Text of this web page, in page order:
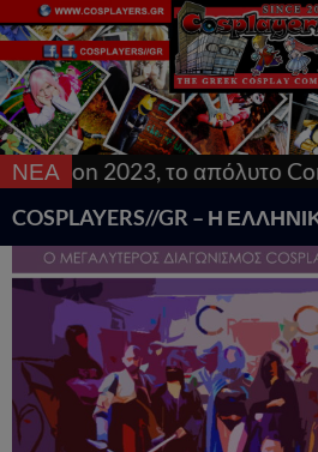
ΝΕΑ το απόλυτο Comics &
CONTENT